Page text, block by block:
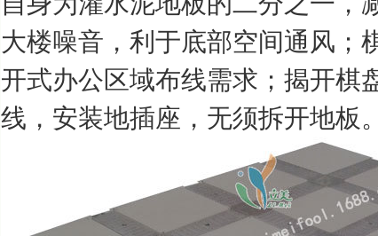
大楼噪音，利于底部空间通风；
开式办公区域布线需求；揭开棋
线，安装地插座，无须拆开地板。